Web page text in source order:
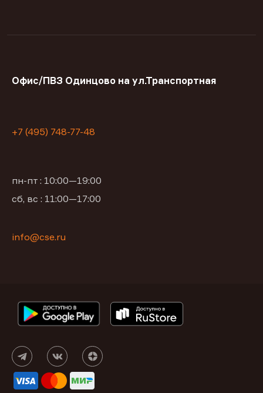
Офис/ПВЗ Одинцово на ул.Транспортная
+7 (495) 748-77-48
пн-пт : 10:00—19:00
сб, вс : 11:00—17:00
info@cse.ru